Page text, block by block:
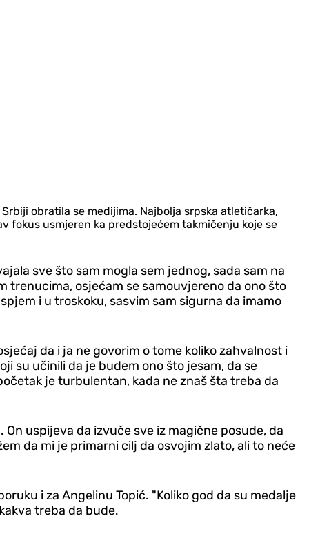
obratila se medijima. Najbolja srpska atletičarka,
fokus usmjeren ka predstojećem takmičenju koje se
sve što sam mogla sem jednog, sada sam na
trenucima, osjećam se samouvjereno da ono što
i u troskoku, sasvim sam sigurna da imamo
da i ja ne govorim o tome koliko zahvalnost i
su učinili da je budem ono što jesam, da se
je turbulentan, kada ne znaš šta treba da
uspijeva da izvuče sve iz magične posude, da
da mi je primarni cilj da osvojim zlato, ali to neće
i za Angelinu Topić. "Koliko god da su medalje
treba da bude.